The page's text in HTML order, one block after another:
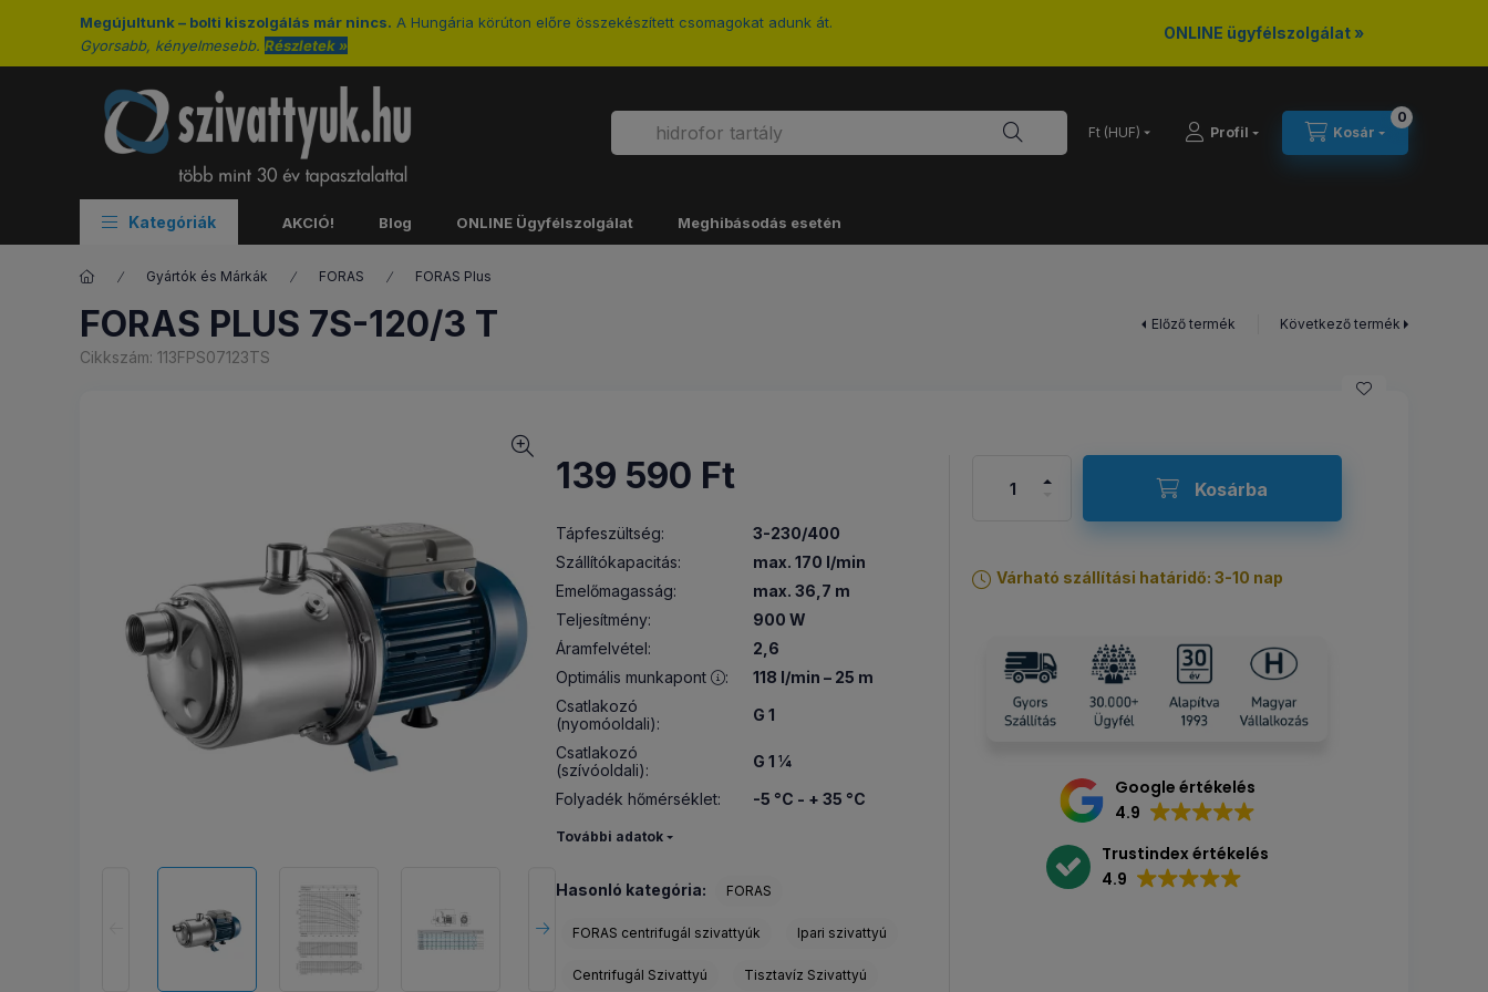
Megújultunk – bolti kiszolgálás már nincs. A Hungária körúton előre összekészített csomagokat adunk át.
Gyorsabb, kényelmesebb. Részletek »
ONLINE ügyfélszolgálat »
Profil Kosár
0
Kategóriák AKCIÓ! Blog ONLINE Ügyfélszolgálat Meghibásodás esetén
Gyártók és Márkák FORAS FORAS Plus
Előző termék Következő termék
FORAS PLUS 7S-120/3 T
Cikkszám: 113FPS07123TS
139 590 Ft
Tápfeszültség:
3-230/400
Szállítókapacitás:
max. 170 l/min
Emelőmagasság:
max. 36,7 m
Teljesítmény:
900 W
Áramfelvétel:
2,6
Optimális munkapont
:
118 l/min – 25 m
Csatlakozó
(nyomóoldali):
G 1
Csatlakozó
(szívóoldali):
G 1 ¼
Folyadék hőmérséklet: -5 °C - + 35 °C
További adatok
Hasonló kategória: FORAS
FORAS centrifugál szivattyúk Ipari szivattyú
Centrifugál Szivattyú Tisztavíz Szivattyú
Kosárba
Várható szállítási határidő: 3-10 nap
Google értékelés
4.9
Trustindex értékelés
4.9